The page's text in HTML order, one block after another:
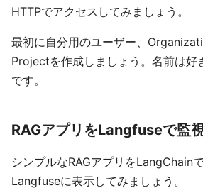
HTTPでアクセスしてみましょう。
最初に自分用のユーザー、
Projectを作成しましょう。名前は好
です。
RAGアプリをLangfuseで監
シンプルなRAGアプリをLangChain
Langfuseに表示してみましょう。